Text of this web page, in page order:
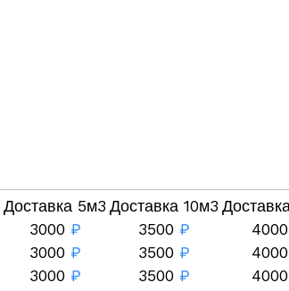
Доставка 5м3 Доставка 10м3
3000 ₽ 3500 ₽ 4000
3000 ₽ 3500 ₽ 4000
3000 ₽ 3500 ₽ 4000